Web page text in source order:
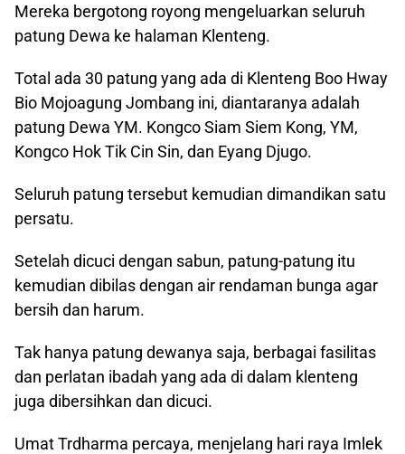
Mereka bergotong royong mengeluarkan seluruh
patung Dewa ke halaman Klenteng.
Total ada 30 patung yang ada di Klenteng Boo Hway
Bio Mojoagung Jombang ini, diantaranya adalah
patung Dewa YM. Kongco Siam Siem Kong, YM,
Kongco Hok Tik Cin Sin, dan Eyang Djugo.
Seluruh patung tersebut kemudian dimandikan satu
persatu.
Setelah dicuci dengan sabun, patung-patung itu
kemudian dibilas dengan air rendaman bunga agar
bersih dan harum.
Tak hanya patung dewanya saja, berbagai fasilitas
dan perlatan ibadah yang ada di dalam klenteng
juga dibersihkan dan dicuci.
Umat Trdharma percaya, menjelang hari raya Imlek